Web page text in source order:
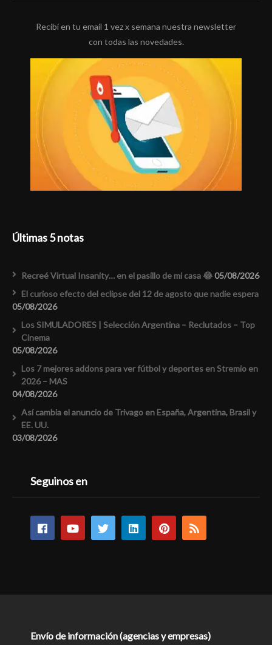
Recibí en tu email 1 vez x semana nuestra newsletter
con todas las novedades.
Últimas 5 notas
Recreé Virtual Insanity… en el pasillo de mi casa 😂05/08/2026
El curioso efecto del eclipse del 12 de agosto que nadie espera
05/08/2026
Los SIMULADORES | Selección Argentina – Reclutados – Top
Cinema
05/08/2026
Los 7 mejores addons para ver fútbol y deportes en Stremio en
2026 – MAS
04/08/2026
Así cambia el anuncio de Trivago en España, Argentina, Brasil y
EE. UU.
03/08/2026
Seguinos en
Envío de información (agencias y empresas)